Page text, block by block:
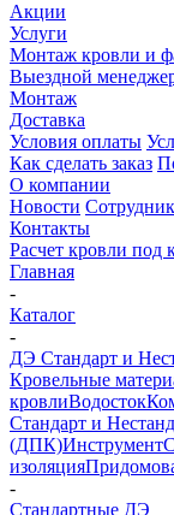
Акции
Услуги
Монтаж кровли и
Выездной
Монтаж
Доставка
Условия оплаты
Как сделать заказ
О компании
Новости
Контакты
Расчет кровли под
Главная
-
Каталог
-
ДЭ Стандарт и
Кровельные
кровлиВодосток
Стандарт и
(ДПК)Инструмент
изоляция
-
Стандартные ДЭ